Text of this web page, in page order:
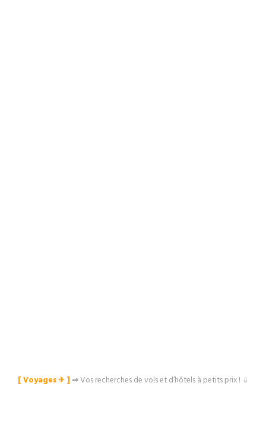
[ Voyages ✈︎ ]⇒Vos recherches de vols et d’hôtels à petits prix ! ⇓